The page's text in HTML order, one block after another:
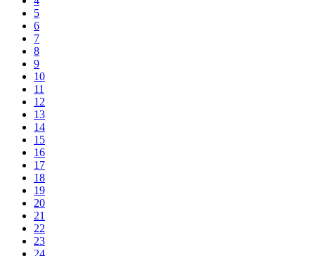
5
6
7
8
9
10
11
12
13
14
15
16
17
18
19
20
21
22
23
24